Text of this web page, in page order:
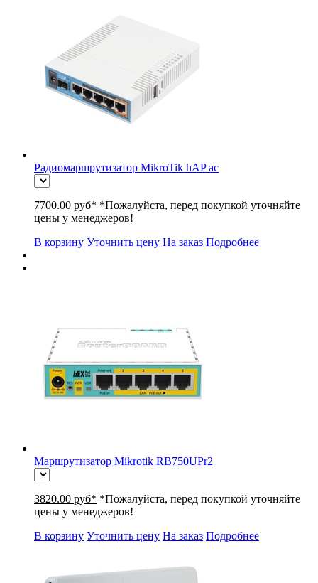
Радиомаршрутизатор MikroTik hAP ac
7700.00 руб* *Пожалуйста, перед покупкой уточняйте
цены у менеджеров!
В корзину Уточнить цену На заказ Подробнее
Маршрутизатор Mikrotik RB750UPr2
3820.00 руб* *Пожалуйста, перед покупкой уточняйте
цены у менеджеров!
В корзину Уточнить цену На заказ Подробнее